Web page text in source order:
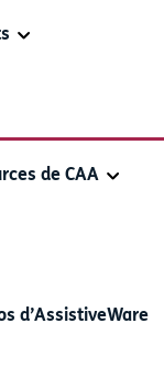
de CAA
d’AssistiveWare
boutons dans
les dossiers